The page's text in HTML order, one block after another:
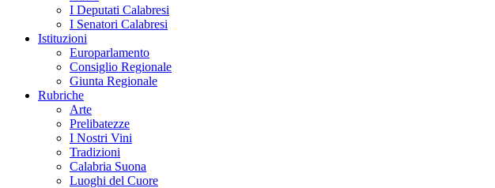
I Deputati Calabresi
I Senatori Calabresi
Istituzioni
Europarlamento
Consiglio Regionale
Giunta Regionale
Rubriche
Arte
Prelibatezze
I Nostri Vini
Tradizioni
Calabria Suona
Luoghi del Cuore